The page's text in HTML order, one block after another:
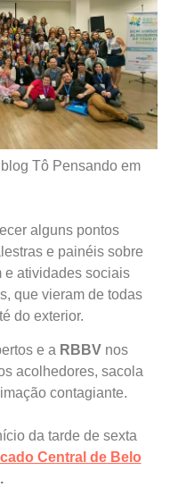
Tô Pensando em
alguns pontos
e painéis sobre
e atividades sociais
que vieram de todas
do exterior.
e a RBBV nos
acolhedores, sacola
contagiante.
da tarde de sexta
Central de Belo
.